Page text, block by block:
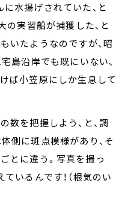
水揚げされていた、と
の実習船が捕獲した、と
いたようなのですが、昭
島沿岸でも既にいない、
ば小笠原にしか生息して
数を把握しよう、と、調
側に斑点模様があり、そ
とに違う。写真を撮っ
いるんです！（根気のい